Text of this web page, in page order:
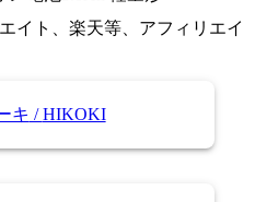
イト、楽天等、アフィリエイ
キ /HIKOKI